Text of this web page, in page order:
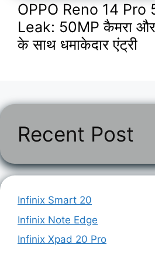
OPPO Reno 14 Pro
Leak: 50MP कैमरा और
के साथ धमाकेदार एंट्री
Recent Post
Infinix Smart 20
Infinix Note Edge
Infinix Xpad 20 Pro